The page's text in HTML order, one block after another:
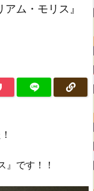
ム・モリス』
』です！！